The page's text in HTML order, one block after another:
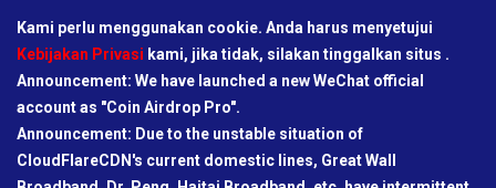
Kami perlu menggunakan cookie. Anda harus menyetujui
Kebijakan Privasi kami, jika tidak, silakan tinggalkan situs .
Announcement: We have launched a new WeChat official
account as "Coin Airdrop Pro".
Announcement: Due to the unstable situation of
CloudFlareCDN's current domestic lines, Great Wall